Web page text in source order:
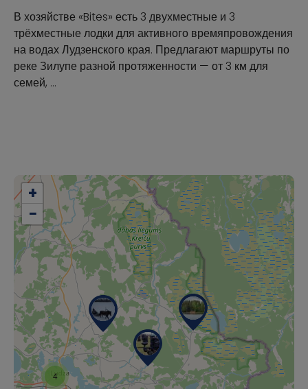
В хозяйстве «Bites» есть 3 двухместные и 3
трёхместные лодки для активного времяпровождения
на водах Лудзенского края. Предлагают маршруты по
реке Зилупе разной протяженности — от 3 км для
семей, …
4
+
−